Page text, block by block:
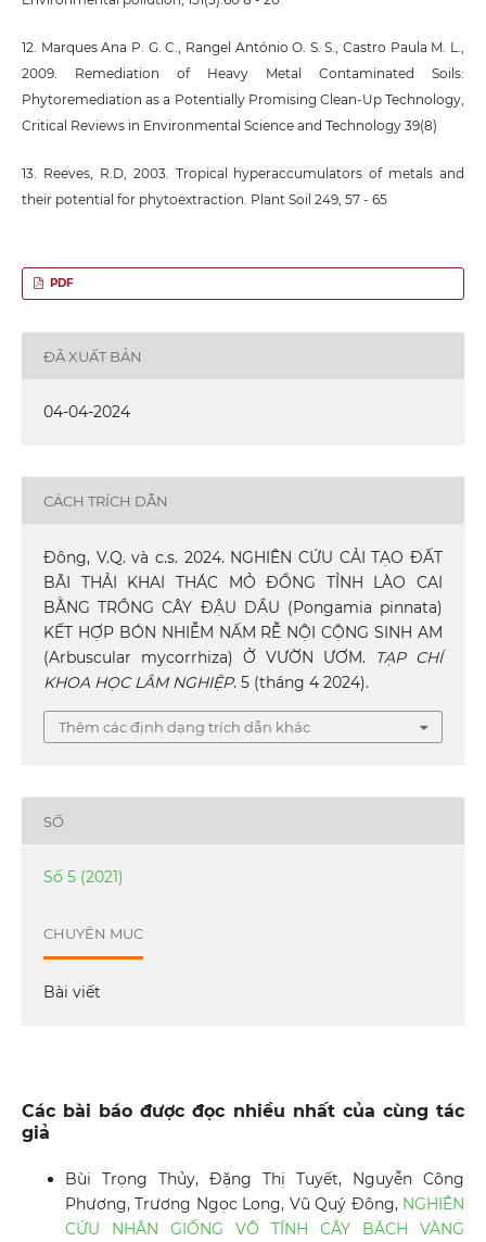
12. Marques Ana P. G. C., Rangel António O. S. S., Castro Paula M. L.,
2009. Remediation of Heavy Metal Contaminated Soils:
Phytoremediation as a Potentially Promising Clean-Up Technology,
Critical Reviews in Environmental Science and Technology 39(8)
13. Reeves, R.D, 2003. Tropical hyperaccumulators of metals and
their potential for phytoextraction. Plant Soil 249, 57 - 65
PDF
ĐÃ XUẤT BẢN
04-04-2024
CÁCH TRÍCH DẪN
Đông, V.Q. và c.s. 2024. NGHIÊN CỨU CẢI TẠO ĐẤT
BÃI THẢI KHAI THÁC MỎ ĐỒNG TỈNH LÀO CAI
BẰNG TRỒNG CÂY ĐẬU DẦU (Pongamia pinnata)
KẾT HỢP BÓN NHIỄM NẤM RỄ NỘI CỘNG SINH AM
(Arbuscular mycorrhiza) Ở VƯỜN ƯƠM.
TẠP CHÍ
KHOA HỌC LÂM NGHIỆP. 5 (tháng 4 2024).
Thêm các định dạng trích dẫn khác
SỐ
Số 5 (2021)
CHUYÊN MỤC
Bài viết
Các bài báo được đọc nhiều nhất của cùng tác
giả
Bùi Trọng Thủy, Đặng Thị Tuyết, Nguyễn Công
Phương, Trương Ngọc Long, Vũ Quý Đông, NGHIÊN
CỨU NHÂN GIỐNG VÔ TÍNH CÂY BÁCH VÀNG